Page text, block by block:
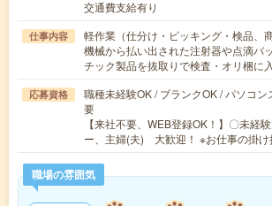
交通費支給有り
仕事内容
軽作業（仕分け・ピッキング・検品、
機械から払い出された注射器や点滴バ
チック製品を抜取りで検査・オリ梱に
応募資格
職種未経験OK / ブランクOK / パソコン
要
【来社不要、WEB登録OK！】〇未経
ー、主婦(夫) 大歓迎！ ※お仕事の掛
職場の雰囲気